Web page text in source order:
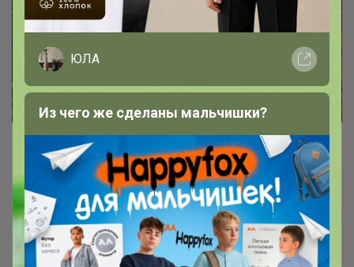
Уральские саженцы плодовых и
декоративных культур для осенней
посадки
В закупке представлены саженцы с открытой
ЮЛА
Из чего же сделаны мальчишки?